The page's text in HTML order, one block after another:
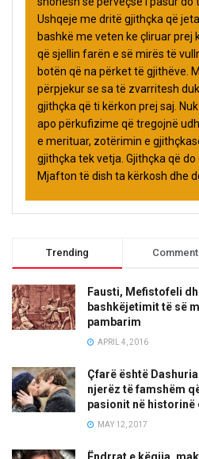
Ushqeje me dritë gjithçka që
bashkë me veten ke çliruar prej
që sjellin farën e së mirës të
botën që na përket të gjithëve.
përpjekur se sa të zvarritesh
gjithçka që ti kërkon prej saj.
apo përkufizime që tregojnë
e merituar, zotërimin e
gjithçka tek vetja. Gjithçka që
Mjafton të dish ta kërkosh dhe
Trending
Fausti, Mefistofeli
bashkëjetimit të së
pambarim
APRIL 4, 2016
Çfarë është
njerëz të famshëm
pasionit në historinë
MAY 12, 2017